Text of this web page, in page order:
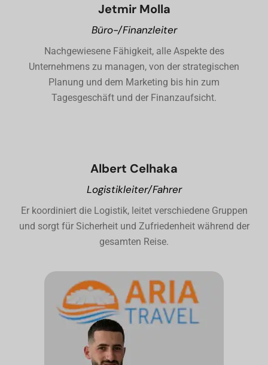
Jetmir Molla
Büro-/Finanzleiter
Nachgewiesene Fähigkeit, alle Aspekte des
Unternehmens zu managen, von der strategischen
Planung und dem Marketing bis hin zum
Tagesgeschäft und der Finanzaufsicht.
Albert Celhaka
Logistikleiter/Fahrer
Er koordiniert die Logistik, leitet verschiedene Gruppen
und sorgt für Sicherheit und Zufriedenheit während der
gesamten Reise.